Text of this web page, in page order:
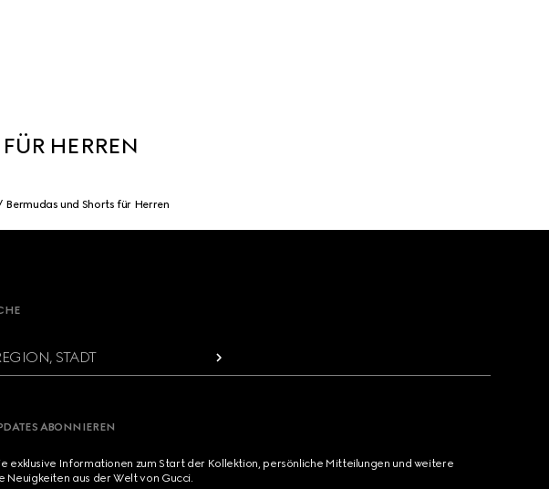
HERREN
Bermudas und Shorts für Herren
STADT
ABONNIEREN
exklusive Informationen zum Start der Kollektion, persönliche Mitteilungen und weitere
Neuigkeiten aus der Welt von Gucci.